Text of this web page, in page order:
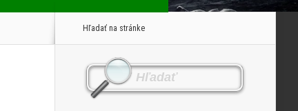
Hľadať na stránke